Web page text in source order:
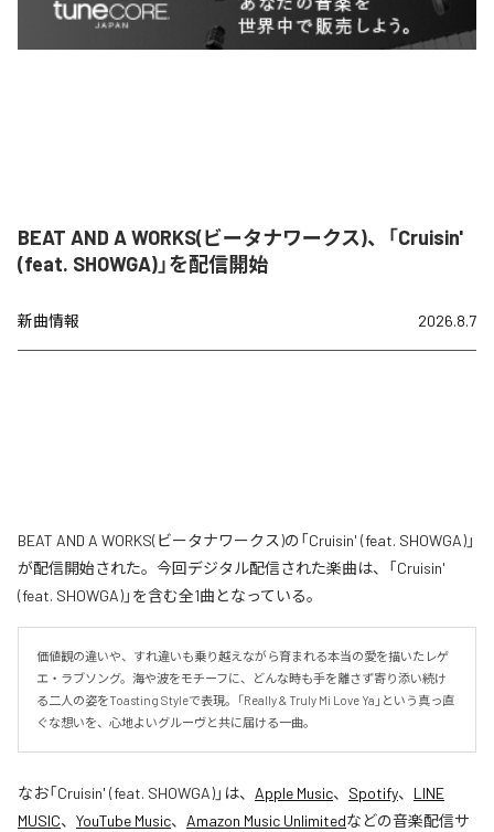
BEAT AND A WORKS(ビータナワークス)、「Cruisin'
(feat. SHOWGA)」を配信開始
新曲情報 2026.8.7
BEAT AND A WORKS(ビータナワークス)の「Cruisin' (feat. SHOWGA)」
が配信開始された。今回デジタル配信された楽曲は、「Cruisin'
(feat. SHOWGA)」を含む全1曲となっている。
価値観の違いや、すれ違いも乗り越えながら育まれる本当の愛を描いたレゲ
エ・ラブソング。海や波をモチーフに、どんな時も手を離さず寄り添い続け
る二人の姿をToasting Styleで表現。「Really & Truly Mi Love Ya」という真っ直
ぐな想いを、心地よいグルーヴと共に届ける一曲。
なお「Cruisin' (feat. SHOWGA)」は、 Apple Music、 Spotify、 LINE
MUSIC、 YouTube Music、 Amazon Music Unlimitedなどの音楽配信サ